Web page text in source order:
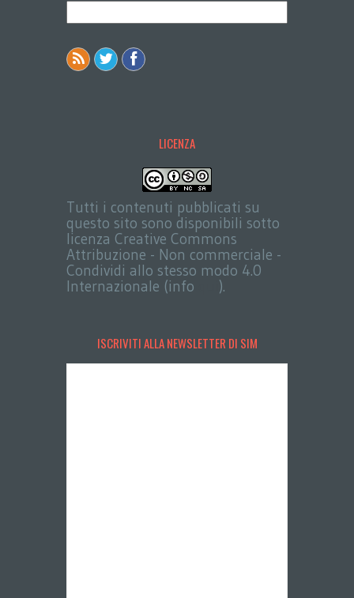
LICENZA
Tutti i contenuti pubblicati su
questo sito sono disponibili sotto
licenza Creative Commons
Attribuzione - Non commerciale -
Condividi allo stesso modo 4.0
Internazionale (info
).
ISCRIVITI ALLA NEWSLETTER DI SIM